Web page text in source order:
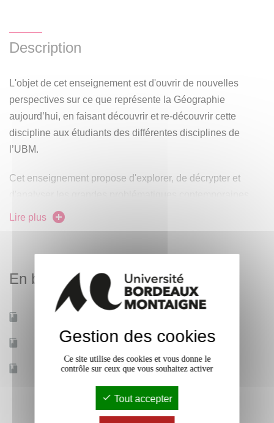
Description
L'objet de cet enseignement est d'ouvrir de nouvelles
perspectives sur ce que représente la Géographie
aujourd’hui, en faisant découvrir et re-découvrir cette
discipline aux étudiants des différentes disciplines de
l’UBM.
Cet enseignement propose d'explorer, de décrypter et
(transition écologique, mondialisation, alimentation,
les bandes dessinées, les oeuvres littéraires, etc.
Lire plus
En bref
Accessible à distance Non
Effectif 200
Gestion des cookies
Ce site utilise des cookies et vous donne le
contrôle sur ceux que vous souhaitez activer
Tout accepter